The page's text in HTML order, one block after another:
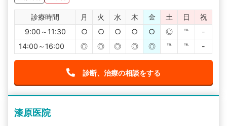
診療時間 月 火 水 木 金 土 日
祝
9:00～11:30
○ ○ ○ ○ ○ ◎ ℡
-
14:00～16:00
◎ ◎ ◎ ◎ ◎ ℡ ℡ -
診断、治療の相談をする
漆原医院